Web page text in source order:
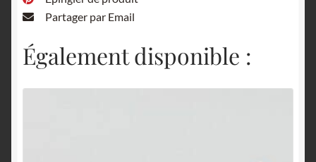
Partager par Email
Également disponible :